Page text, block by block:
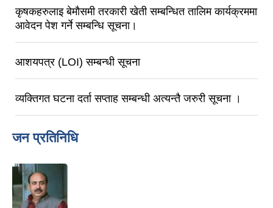
कृषकहरुलाइ बेमाैसमी तरकारी खेती सम्बन्धित तालिम कार्यक्रममा
आवेदन पेश गर्ने सम्बन्धि सूचना।
आशयपत्र (LOI) सम्बन्धी सूचना
व्यक्तिगत घटना दर्ता सप्ताह सम्बन्धी अत्यन्तै जरुरी सूचना ।
जन प्रतिनिधि